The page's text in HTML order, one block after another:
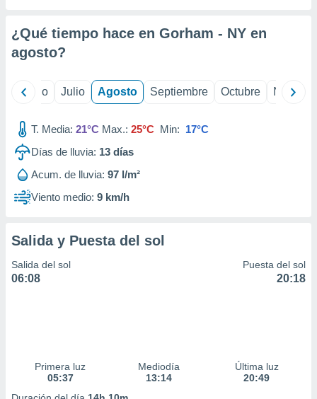
e
mediante
publicidad
publicidad
de
1199
¿Qué tiempo hace en Gorham - NY en
agosto?
Junio Julio Agosto Septiembre Octubre
T. Media: 21°C Max.: 25°C Min: 17°C
Días de lluvia: 13 días
Acum. de lluvia: 97 l/m²
Viento medio: 9 km/h
Salida y Puesta del sol
Salida del sol
06:08
Puesta del sol
20:18
Primera luz
05:37
Mediodía
13:14
Última luz
20:49